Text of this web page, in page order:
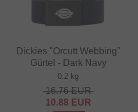
Dickies "Orcutt Webbing"
Gürtel - Dark Navy
0.2 kg
16.76EUR
10.88 EUR